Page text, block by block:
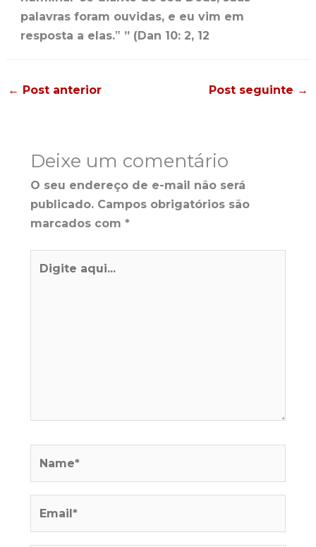
← Post anterior Post seguinte →
Deixe um comentário
O seu endereço de e-mail não será
publicado. Campos obrigatórios são
marcados com *
aqui...